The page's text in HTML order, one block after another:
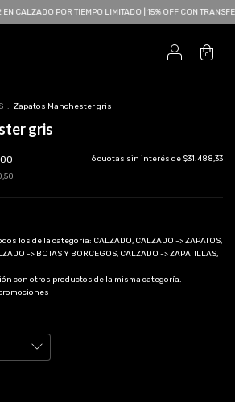
TIEMPO LIMITADO | 15% OFF CON TRANSFERENCIA
0
. Zapatos Manchester gris
gris
6cuotas sin interés de $31.488,33
los de la categoría: CALZADO, CALZADO -> ZAPATOS,
-> BOTAS Y BORCEGOS, CALZADO -> ZAPATILLAS,
con otros productos de la misma categoría.